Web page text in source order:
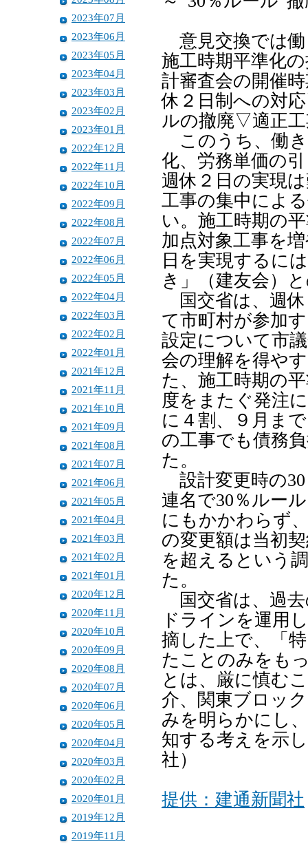
2023年07月
2023年06月
2023年05月
2023年04月
2023年03月
2023年02月
2023年01月
2022年12月
2022年11月
2022年10月
2022年09月
2022年08月
2022年07月
2022年06月
2022年05月
2022年04月
2022年03月
2022年02月
2022年01月
2021年12月
2021年11月
2021年10月
2021年09月
2021年08月
2021年07月
2021年06月
2021年05月
2021年04月
2021年03月
2021年02月
2021年01月
2020年12月
2020年11月
2020年10月
2020年09月
2020年08月
2020年07月
2020年06月
2020年05月
2020年04月
2020年03月
2020年02月
2020年01月
2019年12月
2019年11月
意見交換では
施工時期平準化
計審査会の開催
休２日制への対
ルの撤廃▽適正
このうち、働き
化、労務単価の
週休２日の実現
工事の集中によ
い。施工時期の
加点対象工事を
日を実現するに
き」（建友会）
国交省は、週休
て市町村が参加
設定について市
会の理解を得や
た、施工時期の
度をまたぐ発注
に４割、９月ま
の工事でも債務
た。
設計変更時の
連名で30％ルー
にもかかわらず
の変更額は当初
を超えるという
た。
国交省は、過去
ドラインを運用
摘した上で、「
たことのみをも
とは、厳に慎む
介、関東ブロッ
みを明らかにし
知する考えを示
社）
提供：建通新聞社